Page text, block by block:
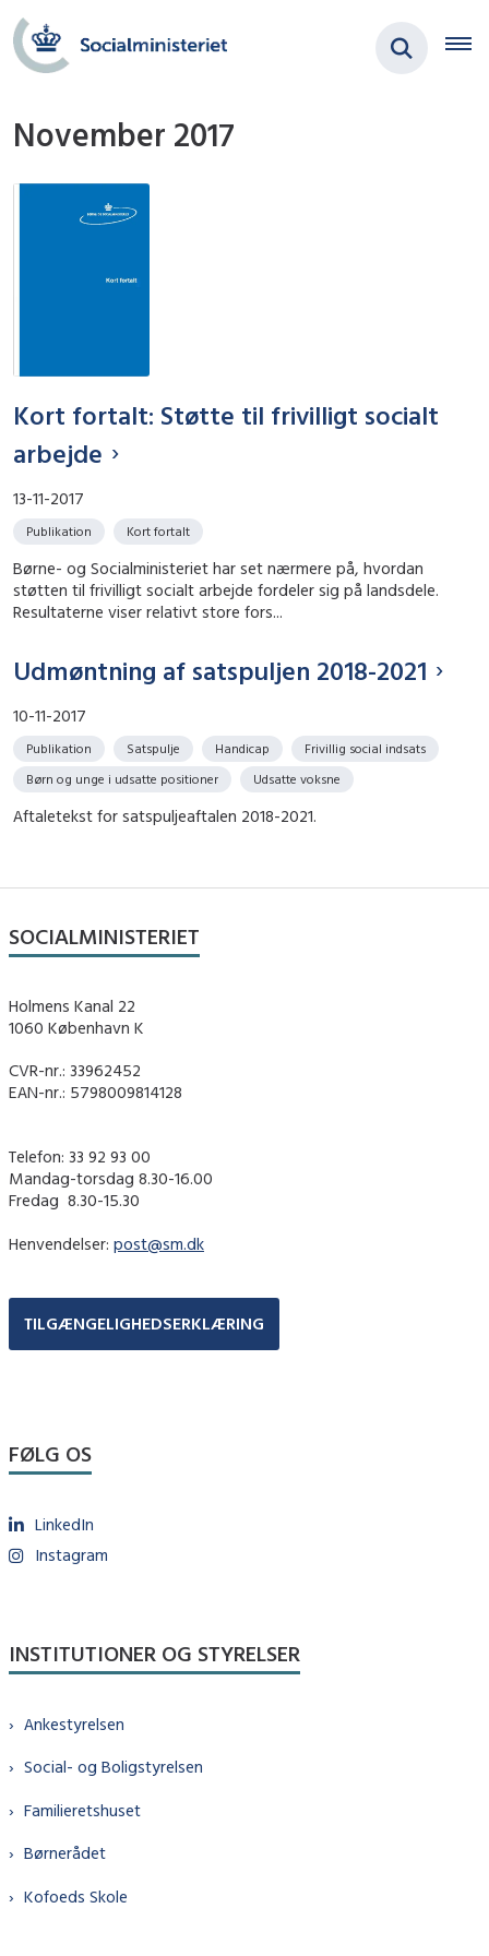
November 2017
Kort fortalt: Støtte til frivilligt socialt
arbejde
13-11-2017
Publikation Kort fortalt
Børne- og Socialministeriet har set nærmere på, hvordan
støtten til frivilligt socialt arbejde fordeler sig på landsdele.
Resultaterne viser relativt store fors...
Udmøntning af satspuljen 2018-2021
10-11-2017
Publikation Satspulje Handicap
Frivillig social indsats
Børn og unge i udsatte positioner
Udsatte voksne
Aftaletekst for satspuljeaftalen 2018-2021.
SOCIALMINISTERIET
Holmens Kanal 22
1060 København K
CVR-nr.: 33962452
EAN-nr.: 5798009814128
Telefon: 33 92 93 00
Mandag-torsdag 8.30-16.00
Fredag ​ 8.30-15.30
Henvendelser: post@sm.dk
TILGÆNGELIGHEDSERKLÆRING
FØLG OS
LinkedIn
Instagram
INSTITUTIONER OG STYRELSER
Ankestyrelsen
Social- og Boligstyrelsen
Familieretshuset
Børnerådet
Kofoeds Skole